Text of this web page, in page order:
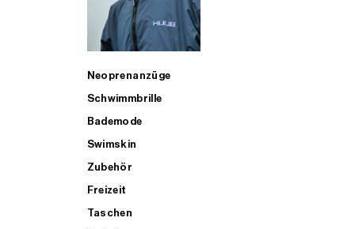
Neoprenanzüge
Schwimmbrille
Bademode
Swimskin
Zubehör
Freizeit
Taschen